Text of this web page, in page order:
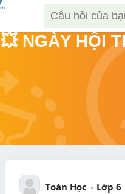
💥 NGÀY HỘI
Toán Học Lớp 6